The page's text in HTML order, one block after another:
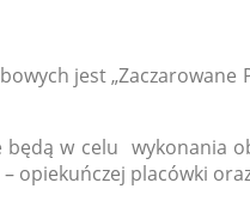
jest „Zaczarowane
w celu wykonania
opiekuńczej placówki